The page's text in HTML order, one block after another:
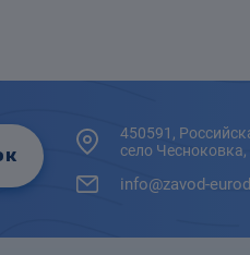
450591,
село
info@zavod-